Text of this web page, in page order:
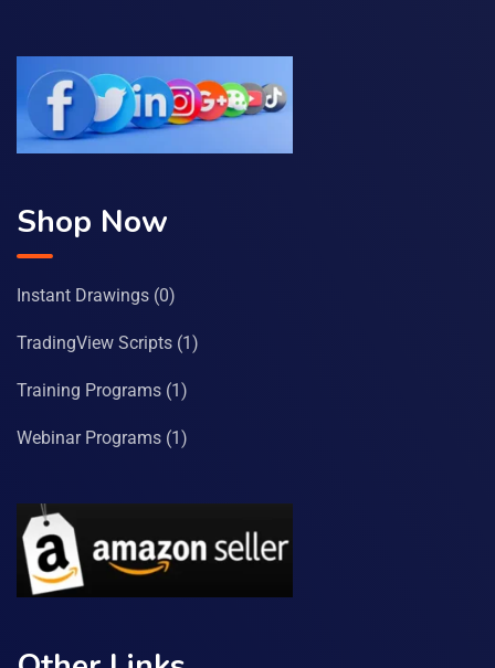
Shop Now
Instant Drawings (0)
TradingView Scripts (1)
Training Programs (1)
Webinar Programs (1)